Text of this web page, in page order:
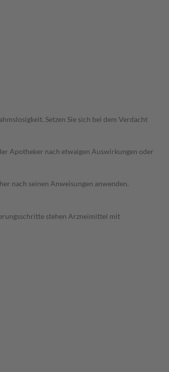
Setzen Sie sich bei dem Verdacht
Apotheker nach etwaigen Auswirkungen oder
nach seinen Anweisungen anwenden.
stehen Arzneimittel mit